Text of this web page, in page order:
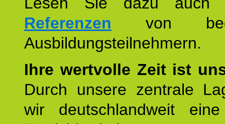
Referenzen von
Ausbildungsteilnehmern.
Ihre wertvolle Zeit ist
Durch unsere zentrale
wir deutschlandweit